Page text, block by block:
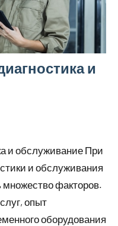
и
и обслуживание При
и обслуживания
факторов.
опыт
оборудования